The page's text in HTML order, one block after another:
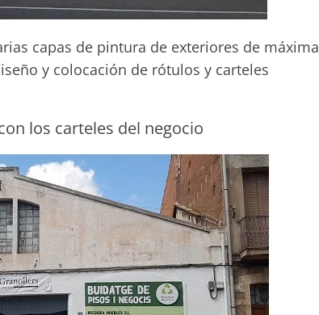
capas de pintura de exteriores de máxima
y colocación de rótulos y carteles
los carteles del negocio